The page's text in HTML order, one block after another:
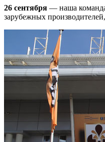
26 сентября — наша
зарубежных